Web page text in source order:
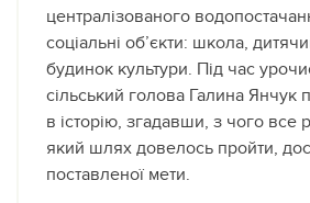
централізованого
соціальні об’єкти: школа,
будинок культури. Під час
сільський голова Галина Янчук
в історію, згадавши, з чого все
який шлях довелось пройти,
поставленої мети.